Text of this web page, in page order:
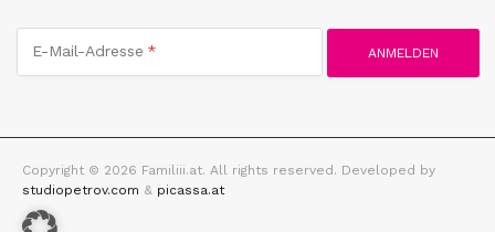
E-Mail-Adresse
Copyright © 2026 Familiii.at. All rights reserved. Developed by
studiopetrov.com & picassa.at